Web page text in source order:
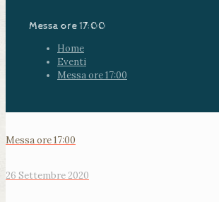
Messa ore 17:00
Home
Eventi
Messa ore 17:00
Messa ore 17:00
26 Settembre 2020